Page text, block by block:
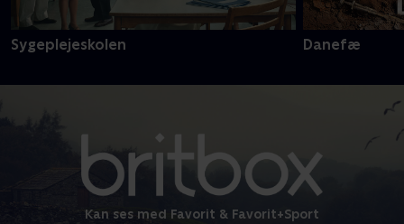
Sygeplejeskolen Danefæ
Kan ses med Favorit & Favorit+Sport